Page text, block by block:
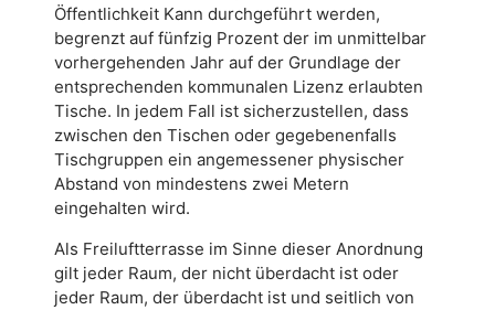
Öffentlichkeit Kann durchgeführt werden,
begrenzt auf fünfzig Prozent der im unmittelbar
vorhergehenden Jahr auf der Grundlage der
entsprechenden kommunalen Lizenz erlaubten
Tische. In jedem Fall ist sicherzustellen, dass
zwischen den Tischen oder gegebenenfalls
Tischgruppen ein angemessener physischer
Abstand von mindestens zwei Metern
eingehalten wird.
Als Freiluftterrasse im Sinne dieser Anordnung
gilt jeder Raum, der nicht überdacht ist oder
jeder Raum, der überdacht ist und seitlich von